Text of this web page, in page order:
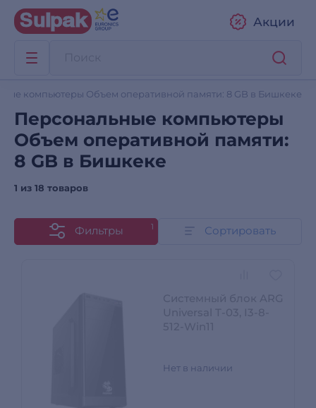
Акции
компьютеры Объем оперативной памяти: 8 GB в Бишкеке
Персональные компьютеры
Объем оперативной памяти:
8 GB в Бишкеке
1 из 18 товаров
Фильтры 1 Сортировать
Нет в наличии